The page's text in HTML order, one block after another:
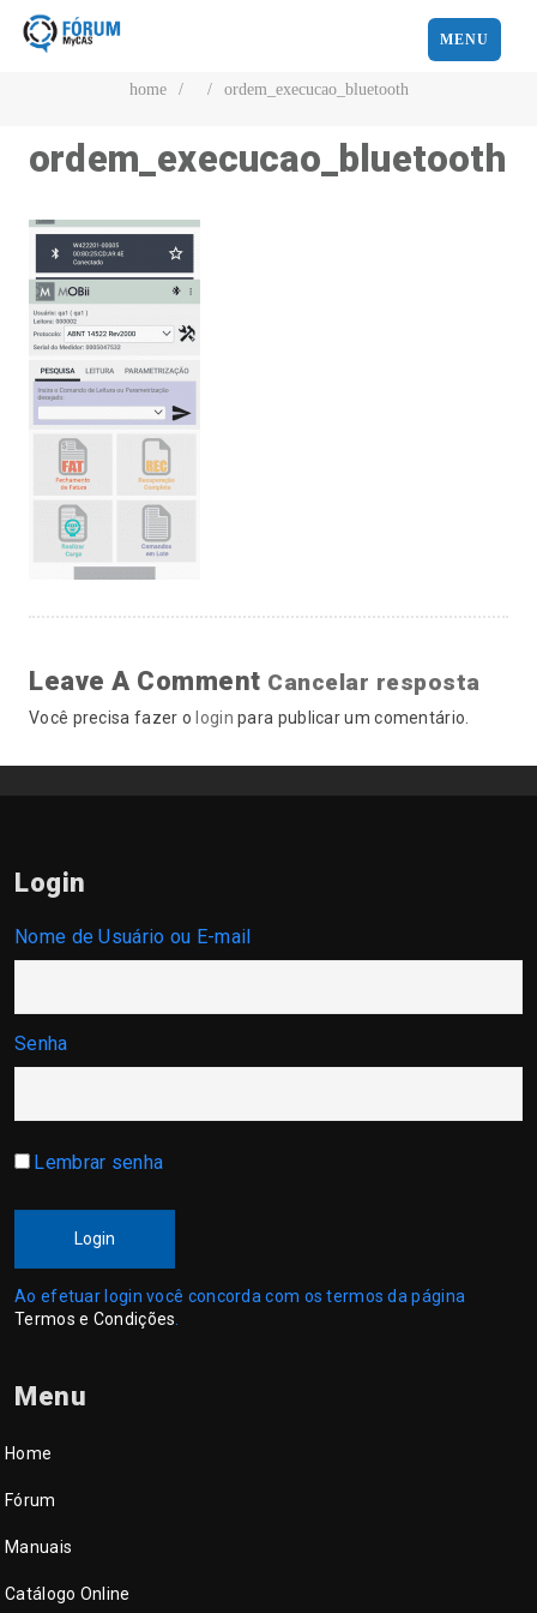
MENU
home / / ordem_execucao_bluetooth
ordem_execucao_bluetooth
Leave A Comment Cancelar resposta
Você precisa fazer o login para publicar um comentário.
Login
Nome de Usuário ou E-mail
Senha
Lembrar senha
Login
Ao efetuar login você concorda com os termos da página
Termos e Condições
Menu
Home
Fórum
Manuais
Catálogo Online